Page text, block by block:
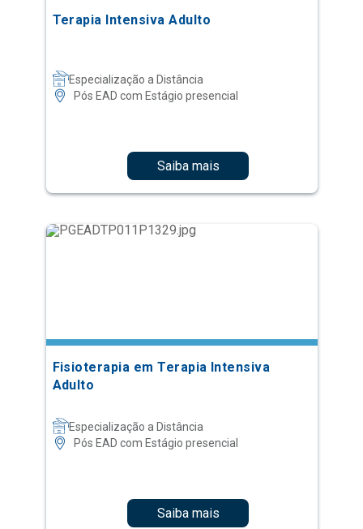
Terapia Intensiva Adulto
Especialização a Distância
Pós EAD com Estágio presencial
Saiba mais
Fisioterapia em Terapia Intensiva
Adulto
Especialização a Distância
Pós EAD com Estágio presencial
Saiba mais